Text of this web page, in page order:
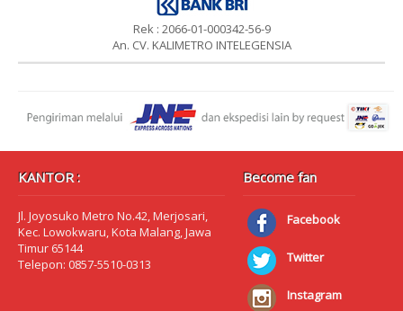
Rek : 2066-01-000342-56-9
An. CV. KALIMETRO INTELEGENSIA
KANTOR :
Jl. Joyosuko Metro No.42, Merjosari,
Kec. Lowokwaru, Kota Malang, Jawa
Timur 65144
Telepon: 0857-5510-0313
Become fan
Facebook
Twitter
Instagram